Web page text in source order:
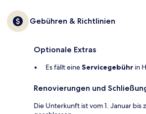
Gebühren & Richtlinien
Optionale Extras
Es fällt eineServicegebühr in
Renovierungen und
Die Unterkunft ist vom 1. Januar bis